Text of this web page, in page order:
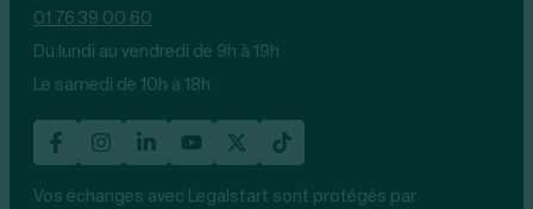
01 76 39 00 60
Du lundi au vendredi de 9h à 19h
Le samedi de 10h à 18h
Vos échanges avec Legalstart sont protégés par